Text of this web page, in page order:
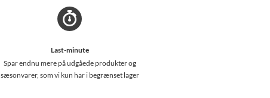
Last-minute
Spar endnu mere på udgåede produkter og
sæsonvarer, som vi kun har i begrænset lager